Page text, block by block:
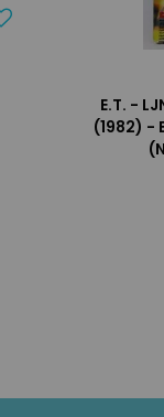
E.T. -
(1982) -